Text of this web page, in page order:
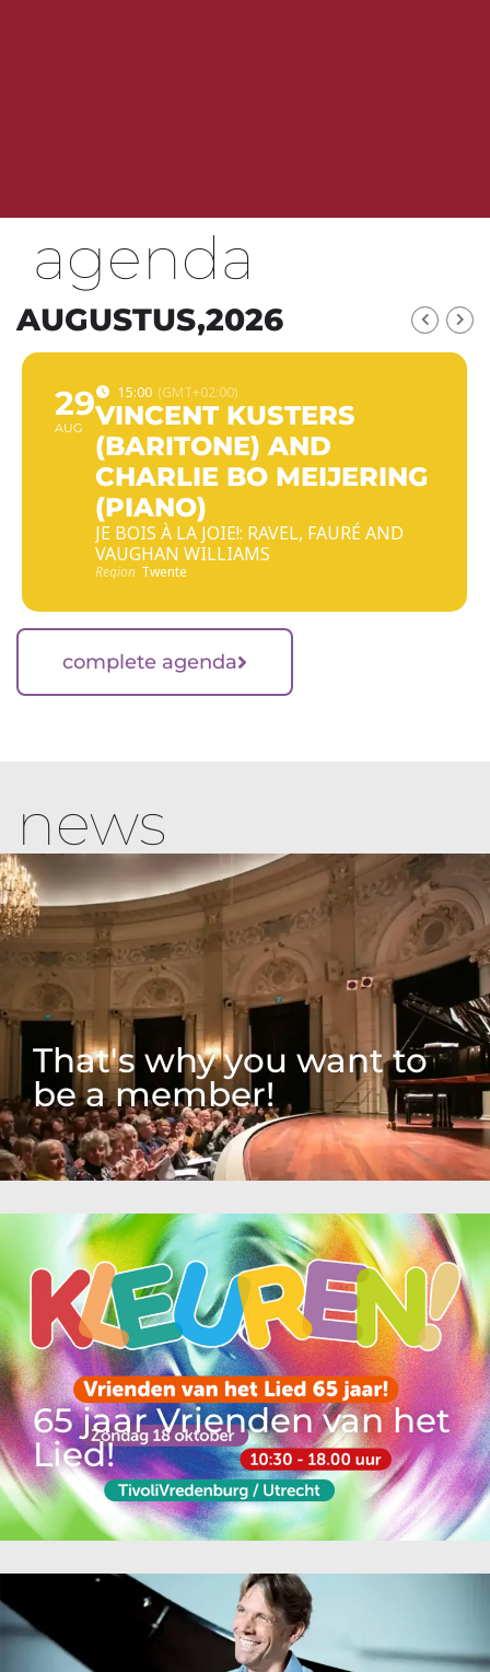
agenda
AUGUSTUS,2026
29
AUG
15:00 (GMT+02:00)
VINCENT KUSTERS
(BARITONE) AND
CHARLIE BO MEIJERING
(PIANO)
JE BOIS À LA JOIE!: RAVEL, FAURÉ AND
VAUGHAN WILLIAMS
Region Twente
complete agenda
news
That's why you want to
be a member!
65 jaar Vrienden van het
Lied!